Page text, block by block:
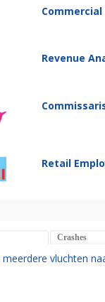
Revenue
Retail
Crashes
vluchten